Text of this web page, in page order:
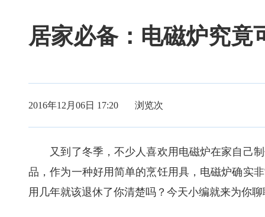
居家必备：电磁炉究竟
2016年12月06日 17:20 浏览次
又到了冬季，不少人喜欢用电磁炉在家自己制
品，作为一种好用简单的烹饪用具，电磁炉确实
用几年就该退休了你清楚吗？今天小编就来为你